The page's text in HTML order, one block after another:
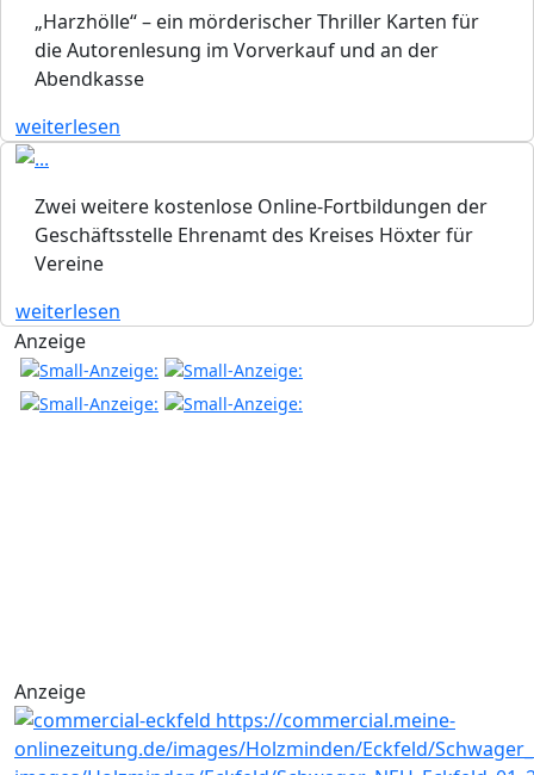
„Harzhölle“ – ein mörderischer Thriller Karten für
die Autorenlesung im Vorverkauf und an der
Abendkasse
weiterlesen
Zwei weitere kostenlose Online-Fortbildungen der
Geschäftsstelle Ehrenamt des Kreises Höxter für
Vereine
weiterlesen
Anzeige
Anzeige